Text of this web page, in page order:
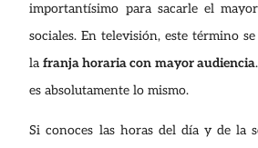
importantísimo para sacarle el
sociales. En televisión, este término
lafranja horaria con mayor audiencia
es absolutamente lo mismo.
Si conoces las horas del día y de la